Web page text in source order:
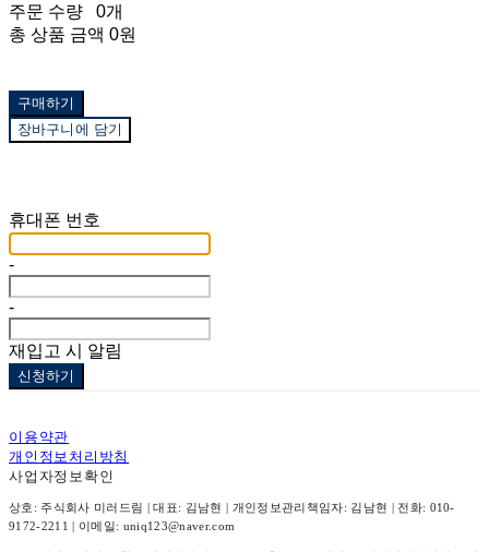
주문 수량
0개
총 상품 금액 0원
구매하기
장바구니에 담기
휴대폰 번호
-
-
재입고 시 알림
신청하기
이용약관
개인정보처리방침
사업자정보확인
상호: 주식회사 미러드림 | 대표: 김남현 | 개인정보관리책임자: 김남현 | 전화: 010-
9172-2211 | 이메일: uniq123@naver.com